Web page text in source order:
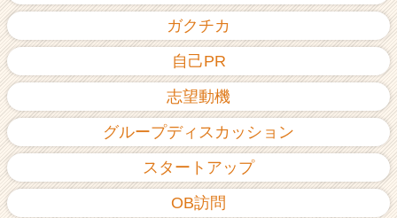
ガクチカ
自己PR
志望動機
グループディスカッション
スタートアップ
OB訪問